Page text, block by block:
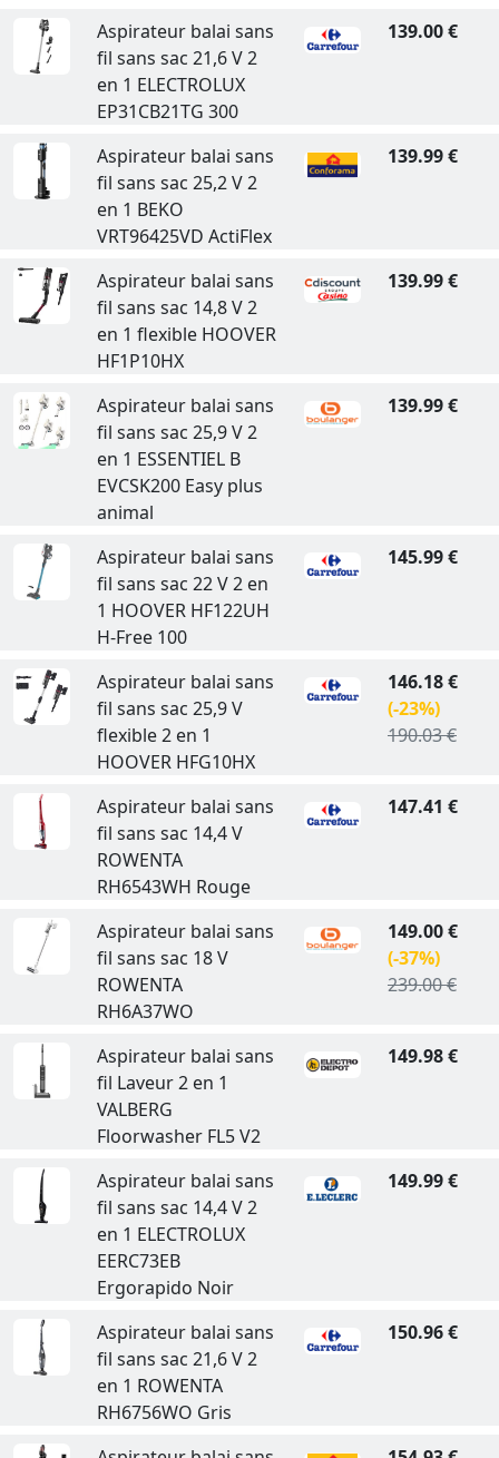
Aspirateur balai sans
fil sans sac 21,6 V 2
en 1 ELECTROLUX
EP31CB21TG 300
139.00 €
Aspirateur balai sans
fil sans sac 25,2 V 2
en 1 BEKO
VRT96425VD ActiFlex
139.99 €
Aspirateur balai sans
fil sans sac 14,8 V 2
en 1 flexible HOOVER
HF1P10HX
139.99 €
Aspirateur balai sans
fil sans sac 25,9 V 2
en 1 ESSENTIEL B
EVCSK200 Easy plus
animal
139.99 €
Aspirateur balai sans
fil sans sac 22 V 2 en
1 HOOVER HF122UH
H-Free 100
145.99 €
Aspirateur balai sans
fil sans sac 25,9 V
flexible 2 en 1
HOOVER HFG10HX
146.18 €
(-23%)
190.03 €
Aspirateur balai sans
fil sans sac 14,4 V
ROWENTA
RH6543WH Rouge
147.41 €
Aspirateur balai sans
fil sans sac 18 V
ROWENTA
RH6A37WO
149.00 €
(-37%)
239.00 €
Aspirateur balai sans
fil Laveur 2 en 1
VALBERG
Floorwasher FL5 V2
149.98 €
Aspirateur balai sans
fil sans sac 14,4 V 2
en 1 ELECTROLUX
EERC73EB
Ergorapido Noir
149.99 €
Aspirateur balai sans
fil sans sac 21,6 V 2
en 1 ROWENTA
RH6756WO Gris
150.96 €